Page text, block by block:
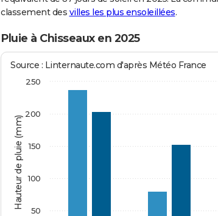
classement des villes les plus ensoleillées.
Pluie à Chisseaux en 2025
Hauteur de pluie (mm)
Source : Linternaute.com d'après Météo France
50
100
150
200
250